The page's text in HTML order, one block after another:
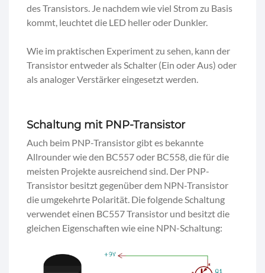
des Transistors. Je nachdem wie viel Strom zu Basis
kommt, leuchtet die LED heller oder Dunkler.
Wie im praktischen Experiment zu sehen, kann der
Transistor entweder als Schalter (Ein oder Aus) oder
als analoger Verstärker eingesetzt werden.
Schaltung mit PNP-Transistor
Auch beim PNP-Transistor gibt es bekannte
Allrounder wie den BC557 oder BC558, die für die
meisten Projekte ausreichend sind. Der PNP-
Transistor besitzt gegenüber dem NPN-Transistor
die umgekehrte Polarität. Die folgende Schaltung
verwendet einen BC557 Transistor und besitzt die
gleichen Eigenschaften wie eine NPN-Schaltung: